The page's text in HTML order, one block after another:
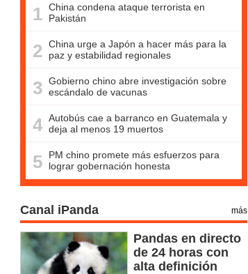
1 China condena ataque terrorista en
Pakistán
2 China urge a Japón a hacer más para la
paz y estabilidad regionales
3 Gobierno chino abre investigación sobre
escándalo de vacunas
4 Autobús cae a barranco en Guatemala y
deja al menos 19 muertos
5
PM chino promete más esfuerzos para
lograr gobernación honesta
Canal iPanda más
Pandas en directo
de 24 horas con
alta definición